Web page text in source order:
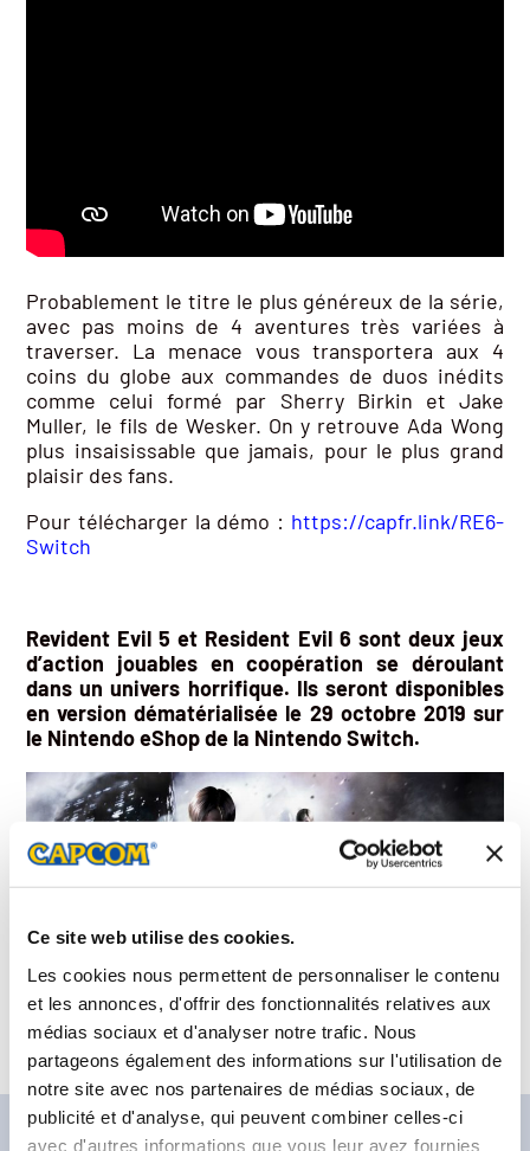
Ce site web utilise des cookies.
Les cookies nous permettent de personnaliser le contenu
et les annonces, d'offrir des fonctionnalités relatives aux
médias sociaux et d'analyser notre trafic. Nous
partageons également des informations sur l'utilisation de
notre site avec nos partenaires de médias sociaux, de
publicité et d'analyse, qui peuvent combiner celles-ci
avec d'autres informations que vous leur avez fournies
Probablement le titre le plus généreux de la série,
avec pas moins de 4 aventures très variées à
traverser. La menace vous transportera aux 4
coins du globe aux commandes de duos inédits
comme celui formé par Sherry Birkin et Jake
Muller, le fils de Wesker. On y retrouve Ada Wong
plus insaisissable que jamais, pour le plus grand
plaisir des fans.
Pour télécharger la démo : https://capfr.link/RE6-
Switch
Revident Evil 5 et Resident Evil 6 sont deux jeux
d’action jouables en coopération se déroulant
dans un univers horrifique. Ils seront disponibles
en version dématérialisée le 29 octobre 2019 sur
le Nintendo eShop de la Nintendo Switch.